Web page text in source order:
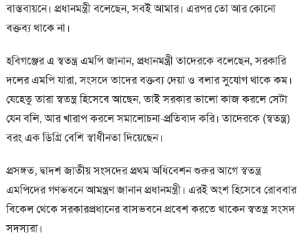
বাস্তবায়নে। প্রধানমন্ত্রী বলেছেন, সবই আমার। এরপর তো আর কোনো
বক্তব্য থাকে না।
হবিগঞ্জের এ স্বতন্ত্র এমপি জানান, প্রধানমন্ত্রী তাদেরকে বলেছেন, সরকারি
দলের এমপি যারা, সংসদে তাদের বক্তব্য দেয়া ও বলার সুযোগ থাকে কম।
যেহেতু তারা স্বতন্ত্র হিসেবে আছেন, তাই সরকার ভালো কাজ করলে সেটা
যেন বলি, আর খারাপ করলে সমালোচনা-প্রতিবাদ করি। তাদেরকে (স্বতন্ত্র)
বরং এক ডিগ্রি বেশি স্বাধীনতা দিয়েছেন।
প্রসঙ্গত, দ্বাদশ জাতীয় সংসদের প্রথম অধিবেশন শুরুর আগে স্বতন্ত্র
এমপিদের গণভবনে আমন্ত্রণ জানান প্রধানমন্ত্রী। এরই অংশ হিসেবে রোববার
বিকেল থেকে সরকারপ্রধানের বাসভবনে প্রবেশ করতে থাকেন স্বতন্ত্র সংসদ
সদস্যরা।